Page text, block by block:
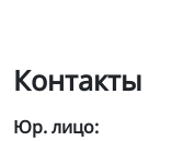
Контакты
Юр. лицо: